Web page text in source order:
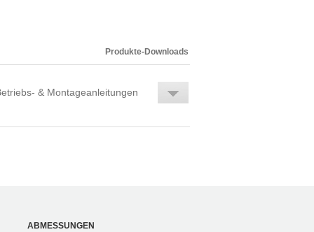
Produkte-Downloads
& Montageanleitungen
ABMESSUNGEN